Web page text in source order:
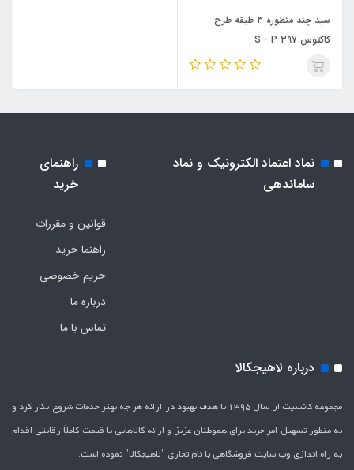
سبد چند منظوره ۳ طبقه طرح
کاکتوس S - P 397
نماد اعتماد الکترونیک و نماد
ساماندهی
راهنمای
خرید
قوانین و مقررات
راهنما خرید
حریم خصوصی
درباره ما
تماس با ما
درباره لاهیجکالا
مجموعه کانسپت از سال 1395 با هدف بهبود در ارائه هر چه بهتر خدمات شروع بکار کرد و
به منظور تسهیل امر خرید برای هموطنان عزیز و ارائه کالاهایی با قیمت کاملاَ رقابتی اقدام
به راه اندازی وب سایت فروشگاهی با نام تجاری "لاهیج­کالا" نموده است.